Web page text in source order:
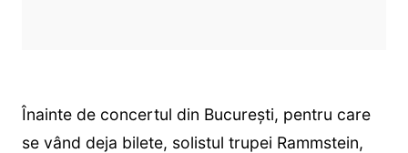
Înainte de concertul din București, pentru care
se vând deja bilete, solistul trupei Rammstein,